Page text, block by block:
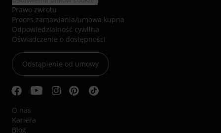
Prawo zwrotu
Proces zamawiania/umowa kupna
Odpowiedzialność cywilna
Oświadczenie o dostępności
Odstąpienie od umowy
O nas
Kariera
Blog